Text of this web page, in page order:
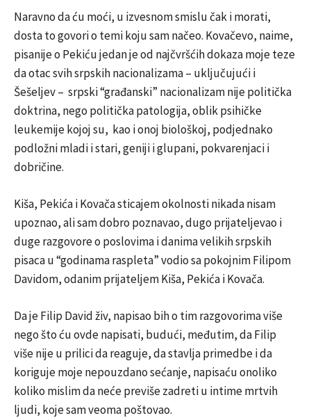
Naravno da ću moći, u izvesnom smislu čak i morati,
dosta to govori o temi koju sam načeo. Kovačevo, naime,
pisanije o Pekiću jedan je od najčvršćih dokaza moje teze
da otac svih srpskih nacionalizama – uključujući i
Šešeljev – srpski “građanski” nacionalizam nije politička
doktrina, nego politička patologija, oblik psihičke
leukemije kojoj su, kao i onoj biološkoj, podjednako
podložni mladi i stari, geniji i glupani, pokvarenjaci i
dobričine.
Kiša, Pekića i Kovača sticajem okolnosti nikada nisam
upoznao, ali sam dobro poznavao, dugo prijateljevao i
duge razgovore o poslovima i danima velikih srpskih
pisaca u “godinama raspleta” vodio sa pokojnim Filipom
Davidom, odanim prijateljem Kiša, Pekića i Kovača.
Da je Filip David živ, napisao bih o tim razgovorima više
nego što ću ovde napisati, budući, međutim, da Filip
više nije u prilici da reaguje, da stavlja primedbe i da
koriguje moje nepouzdano sećanje, napisaću onoliko
koliko mislim da neće previše zadreti u intime mrtvih
ljudi, koje sam veoma poštovao.